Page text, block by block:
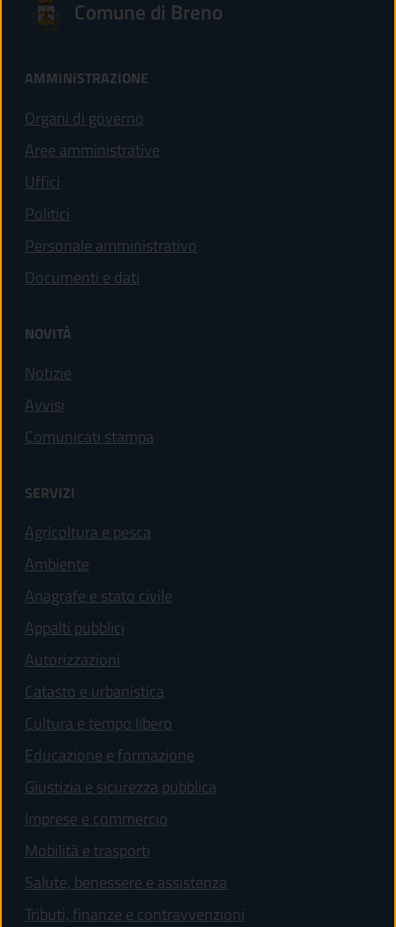
Comune di Breno
AMMINISTRAZIONE
Organi di governo
Aree amministrative
Uffici
Politici
Personale amministrativo
Documenti e dati
NOVITÀ
Notizie
Avvisi
Comunicati stampa
SERVIZI
Agricoltura e pesca
Ambiente
Anagrafe e stato civile
Appalti pubblici
Autorizzazioni
Catasto e urbanistica
Cultura e tempo libero
Educazione e formazione
Giustizia e sicurezza pubblica
Imprese e commercio
Mobilità e trasporti
Salute, benessere e assistenza
Tributi, finanze e contravvenzioni